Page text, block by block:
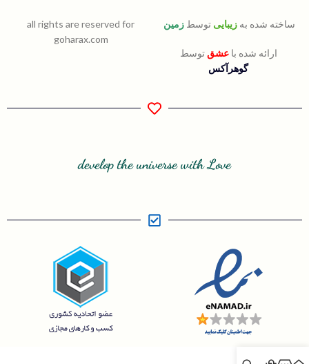
ساخته شده به زیبایی توسط زمین
ارائه شده باعشق توسط
گوهرآکس
all rights are reserved for
goharax.com
develop the universe with Love